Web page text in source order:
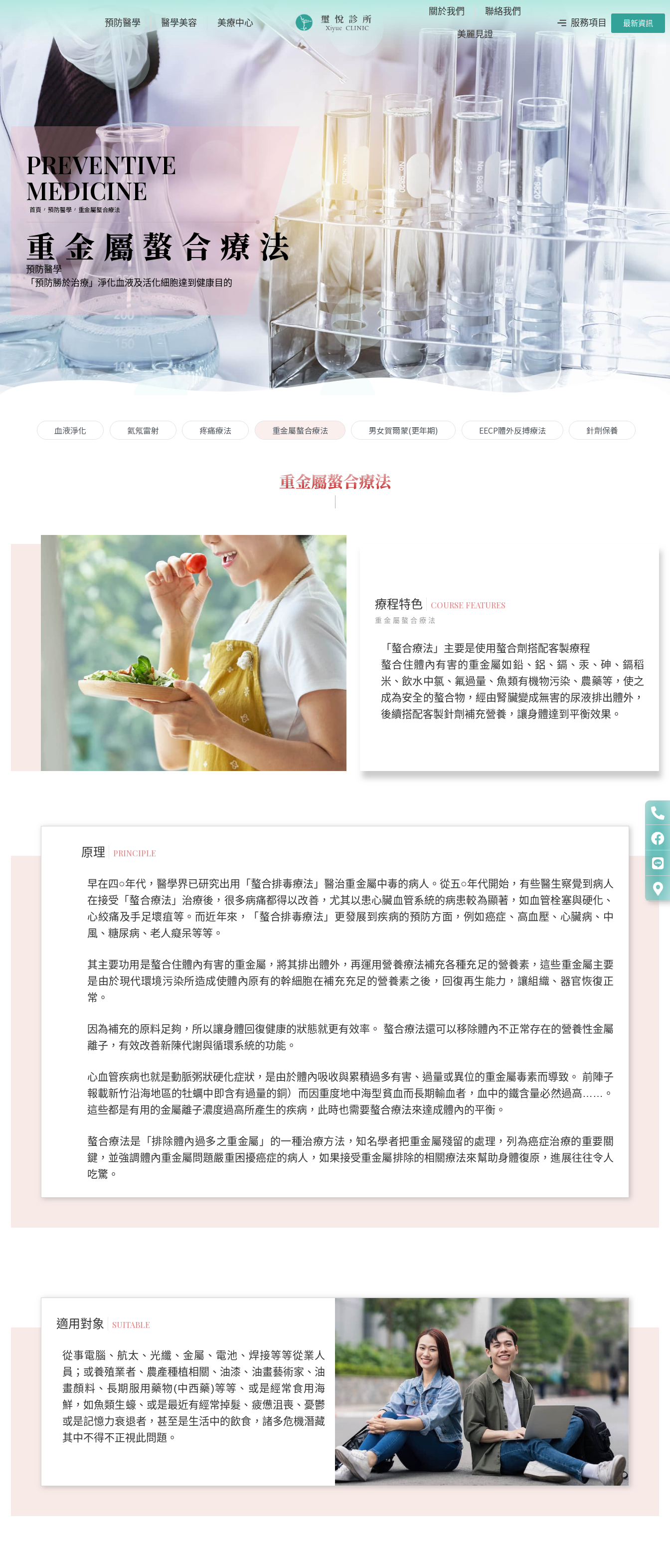
預防醫學 醫學美容 美療中心
關於我們 聯絡我們
美麗見證
服務項目 最新資訊
PREVENTIVE
MEDICINE
首頁 預防醫學 重金屬螯合療法
重金屬螯合療法
預防醫學
「預防勝於治療」淨化血液及活化細胞達到健康目的
血液淨化 氦氖雷射 疼痛療法 重金屬螯合療法 男女賀爾蒙(更年期) EECP體外反搏療法 針劑保養
重金屬螯合療法
療程特色 COURSE FEATURES
重金屬螯合療法
「螯合療法」主要是使用螯合劑搭配客製療程
螯合住體內有害的重金屬如鉛、鋁、鎘、汞、砷、鎘稻
米、飲水中氯、氟過量、魚類有機物污染、農藥等，使之
成為安全的螯合物，經由腎臟變成無害的尿液排出體外，
後續搭配客製針劑補充營養，讓身體達到平衡效果。
原理 PRINCIPLE
早在四○年代，醫學界已研究出用「螯合排毒療法」醫治重金屬中毒的病人。從五○年代開始，有些醫生察覺到病人
在接受「螯合療法」治療後，很多病痛都得以改善，尤其以患心臟血管系統的病患較為顯著，如血管栓塞與硬化、
心絞痛及手足壞疽等。而近年來，「螯合排毒療法」更發展到疾病的預防方面，例如癌症、高血壓、心臟病、中
風、糖尿病、老人癡呆等等。
其主要功用是螯合住體內有害的重金屬，將其排出體外，再運用營養療法補充各種充足的營養素，這些重金屬主要
是由於現代環境污染所造成使體內原有的幹細胞在補充充足的營養素之後，回復再生能力，讓組織、器官恢復正
常。
因為補充的原料足夠，所以讓身體回復健康的狀態就更有效率。 螯合療法還可以移除體內不正常存在的營養性金屬
離子，有效改善新陳代謝與循環系統的功能。
心血管疾病也就是動脈粥狀硬化症狀，是由於體內吸收與累積過多有害、過量或異位的重金屬毒素而導致。 前陣子
報載新竹沿海地區的牡蠣中即含有過量的銅）而因重度地中海型貧血而長期輸血者，血中的鐵含量必然過高……。
這些都是有用的金屬離子濃度過高所產生的疾病，此時也需要螯合療法來達成體內的平衡。
螯合療法是「排除體內過多之重金屬」的一種治療方法，知名學者把重金屬殘留的處理，列為癌症治療的重要關
鍵，並強調體內重金屬問題嚴重困擾癌症的病人，如果接受重金屬排除的相關療法來幫助身體復原，進展往往令人
吃驚。
適用對象 SUITABLE
從事電腦、航太、光纖、金屬、電池、焊接等等從業人
員；或養殖業者、農產種植相關、油漆、油畫藝術家、油
畫顏料、長期服用藥物(中西藥)等等、或是經常食用海
鮮，如魚類生蠔、或是最近有經常掉髮、疲憊沮喪、憂鬱
或是記憶力衰退者，甚至是生活中的飲食，諸多危機潛藏
其中不得不正視此問題。